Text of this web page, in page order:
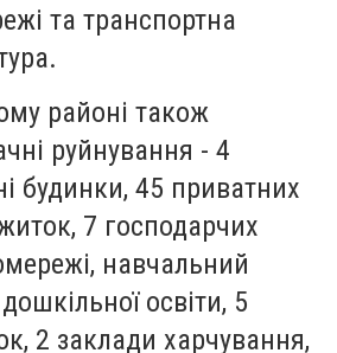
та транспортна
районі також
руйнування - 4
будинки, 45 приватних
7 господарчих
навчальний
освіти, 5
2 заклади харчування,